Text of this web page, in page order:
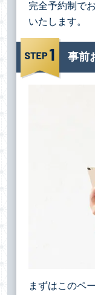
完全予約制で
いたします。
事前
まずはこのペ